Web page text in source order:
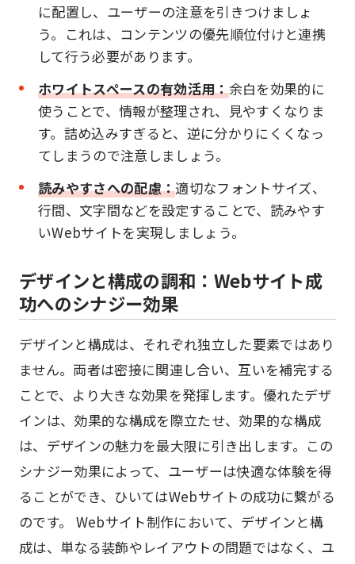
に配置し、ユーザーの注意を引きつけましょ
う。これは、コンテンツの優先順位付けと連携
して行う必要があります。
ホワイトスペースの有効活用：余白を効果的に
使うことで、情報が整理され、見やすくなりま
す。詰め込みすぎると、逆に分かりにくくなっ
てしまうので注意しましょう。
読みやすさへの配慮：適切なフォントサイズ、
行間、文字間などを設定することで、読みやす
いWebサイトを実現しましょう。
デザインと構成の調和：Webサイト成
功へのシナジー効果
デザインと構成は、それぞれ独立した要素ではあり
ません。両者は密接に関連し合い、互いを補完する
ことで、より大きな効果を発揮します。優れたデザ
インは、効果的な構成を際立たせ、効果的な構成
は、デザインの魅力を最大限に引き出します。この
シナジー効果によって、ユーザーは快適な体験を得
ることができ、ひいてはWebサイトの成功に繋がる
のです。 Webサイト制作において、デザインと構
成は、単なる装飾やレイアウトの問題ではなく、ユ